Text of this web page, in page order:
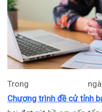
Trong
Chương trình đề cử tỉnh